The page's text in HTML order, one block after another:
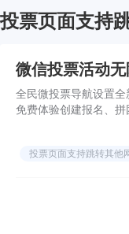
投票页面支持
微信投票活动
全民微投票导航设置
免费体验创建报名、
投票页面支持跳转其他